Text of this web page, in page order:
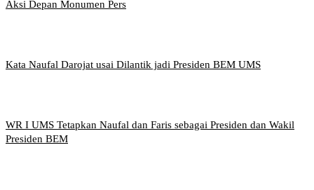
Aksi Depan Monumen Pers
Kata Naufal Darojat usai Dilantik jadi Presiden BEM UMS
WR I UMS Tetapkan Naufal dan Faris sebagai Presiden dan Wakil
Presiden BEM